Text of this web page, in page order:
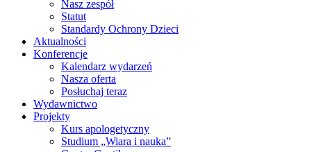
Nasz zespół
Statut
Standardy Ochrony Dzieci
Aktualności
Konferencje
Kalendarz wydarzeń
Nasza oferta
Posłuchaj teraz
Wydawnictwo
Projekty
Kurs apologetyczny
Studium „Wiara i nauka”